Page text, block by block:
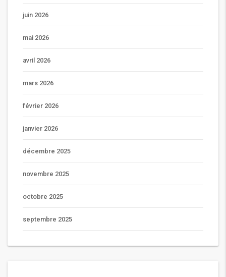
juin 2026
mai 2026
avril 2026
mars 2026
février 2026
janvier 2026
décembre 2025
novembre 2025
octobre 2025
septembre 2025